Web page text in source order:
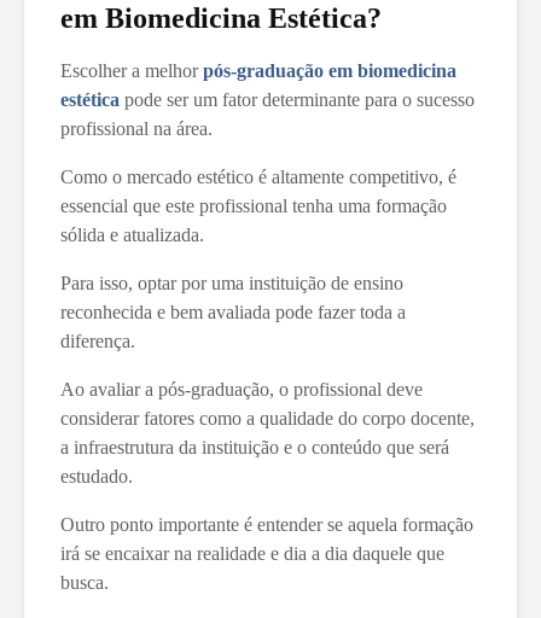
em Biomedicina Estética?
Escolher a melhorpós-graduação em biomedicina
estética pode ser um fator determinante para o sucesso
profissional na área.
Como o mercado estético é altamente competitivo, é
essencial que este profissional tenha uma formação
sólida e atualizada.
Para isso, optar por uma instituição de ensino
reconhecida e bem avaliada pode fazer toda a
diferença.
Ao avaliar a pós-graduação, o profissional deve
considerar fatores como a qualidade do corpo docente,
a infraestrutura da instituição e o conteúdo que será
estudado.
Outro ponto importante é entender se aquela formação
irá se encaixar na realidade e dia a dia daquele que
busca.